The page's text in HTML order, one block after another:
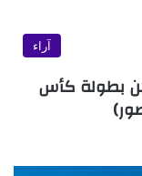
آراء
بطولة كأس